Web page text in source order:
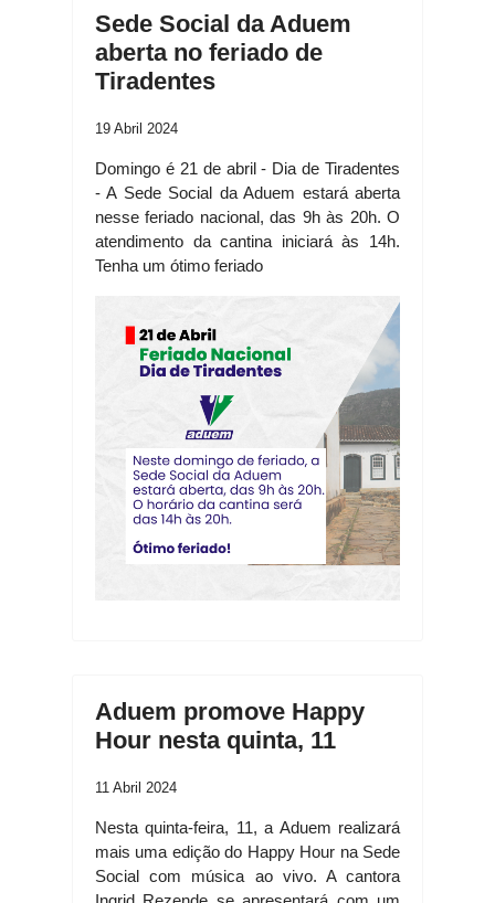
Sede Social da Aduem
aberta no feriado de
Tiradentes
19 Abril 2024
Domingo é 21 de abril - Dia de Tiradentes
- A Sede Social da Aduem estará aberta
nesse feriado nacional, das 9h às 20h. O
atendimento da cantina iniciará às 14h.
Tenha um ótimo feriado
Aduem promove Happy
Hour nesta quinta, 11
11 Abril 2024
Nesta quinta-feira, 11, a Aduem realizará
mais uma edição do Happy Hour na Sede
Social com música ao vivo. A cantora